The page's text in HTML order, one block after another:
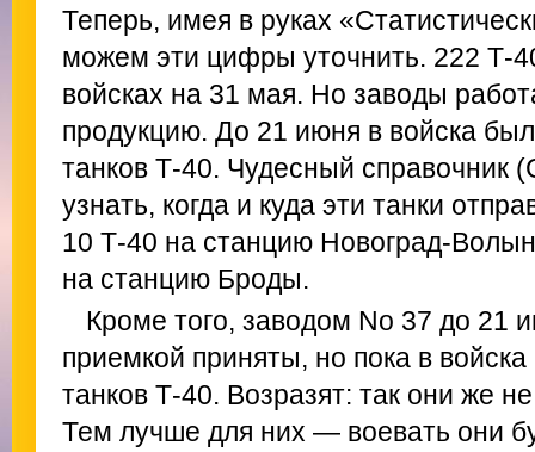
Теперь, имея в руках
можем эти цифры уточнить. 222 Т-
войсках на 31 мая. Но заводы
продукцию. До 21 июня в войска
танков Т-40. Чудесный справочник
узнать, когда и куда эти танки
10 Т-40 на станцию Новоград-
на станцию Броды.
Кроме того, заводом No 37 до 21
приемкой приняты, но пока в
танков Т-40. Возразят: так они же
Тем лучше для них — воевать они